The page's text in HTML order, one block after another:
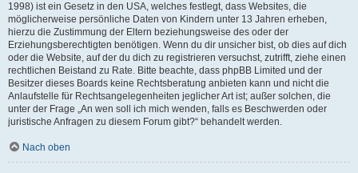
1998) ist ein Gesetz in den USA, welches festlegt, dass Websites, die
möglicherweise persönliche Daten von Kindern unter 13 Jahren erheben,
hierzu die Zustimmung der Eltern beziehungsweise des oder der
Erziehungsberechtigten benötigen. Wenn du dir unsicher bist, ob dies auf dich
oder die Website, auf der du dich zu registrieren versuchst, zutrifft, ziehe einen
rechtlichen Beistand zu Rate. Bitte beachte, dass phpBB Limited und der
Besitzer dieses Boards keine Rechtsberatung anbieten kann und nicht die
Anlaufstelle für Rechtsangelegenheiten jeglicher Art ist; außer solchen, die
unter der Frage „An wen soll ich mich wenden, falls es Beschwerden oder
juristische Anfragen zu diesem Forum gibt?“ behandelt werden.
Nach oben